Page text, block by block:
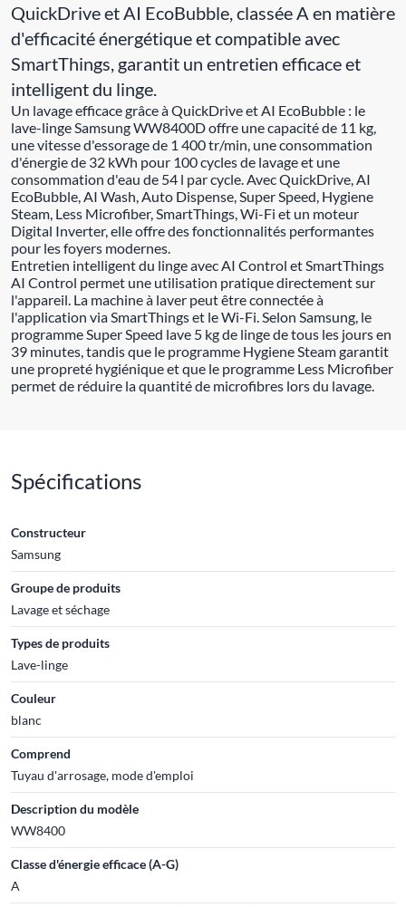
QuickDrive et AI EcoBubble, classée A en matière
d'efficacité énergétique et compatible avec
SmartThings, garantit un entretien efficace et
intelligent du linge.
Un lavage efficace grâce à QuickDrive et AI EcoBubble : le
lave-linge Samsung WW8400D offre une capacité de 11 kg,
une vitesse d'essorage de 1 400 tr/min, une consommation
d'énergie de 32 kWh pour 100 cycles de lavage et une
consommation d'eau de 54 l par cycle. Avec QuickDrive, AI
EcoBubble, AI Wash, Auto Dispense, Super Speed, Hygiene
Steam, Less Microfiber, SmartThings, Wi-Fi et un moteur
Digital Inverter, elle offre des fonctionnalités performantes
pour les foyers modernes.
Entretien intelligent du linge avec AI Control et SmartThings
AI Control permet une utilisation pratique directement sur
l'appareil. La machine à laver peut être connectée à
l'application via SmartThings et le Wi-Fi. Selon Samsung, le
programme Super Speed lave 5 kg de linge de tous les jours en
39 minutes, tandis que le programme Hygiene Steam garantit
une propreté hygiénique et que le programme Less Microfiber
permet de réduire la quantité de microfibres lors du lavage.
Spécifications
Constructeur
Samsung
Groupe de produits
Lavage et séchage
Types de produits
Lave-linge
Couleur
blanc
Comprend
Tuyau d'arrosage, mode d'emploi
Description du modèle
WW8400
Classe d'énergie efficace (A-G)
A